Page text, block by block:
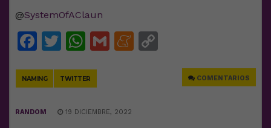
@SystemOfAClaun
Facebook
Twitter
WhatsApp
GmailMeneame
NAMING TWITTER COMENTARIOS
RANDOM 19 DICIEMBRE, 2022